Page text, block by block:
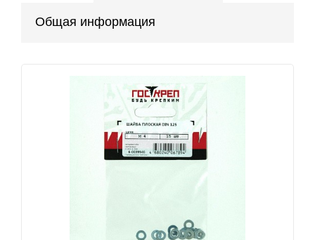
Общая информация